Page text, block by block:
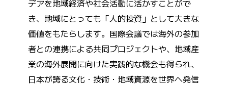
デアを地域経済や社会活動に活かすことがで
き、地域にとっても「人的投資」として大きな
価値をもたらします。国際会議では海外の参加
者との連携による共同プロジェクトや、地域産
業の海外展開に向けた実践的な機会も得られ、
日本が誇る文化・技術・地域資源を世界へ発信